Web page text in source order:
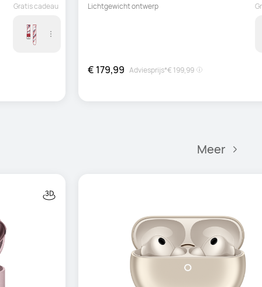
Gratis cadeau Lichtgewicht ontwerp
€ 179,99 Adviesprijs*€ 199,99
Meer